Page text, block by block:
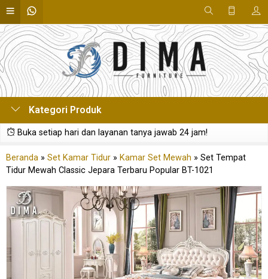
Kategori Produk
Buka setiap hari dan layanan tanya jawab 24 jam!
Beranda » Set Kamar Tidur » Kamar Set Mewah » Set Tempat
Tidur Mewah Classic Jepara Terbaru Popular BT-1021